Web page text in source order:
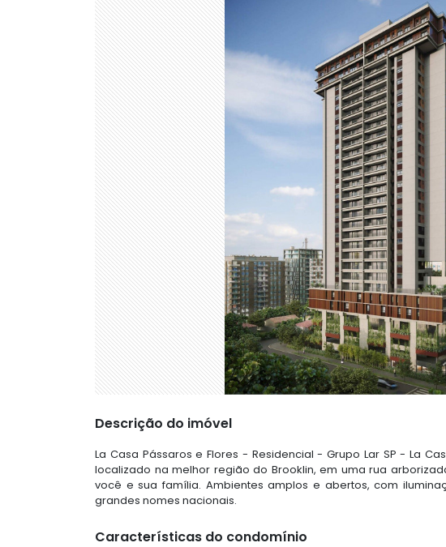
Descrição do imóvel
La Casa Pássaros e Flores - Residencial - Grupo Lar SP - La
localizado na melhor região do Brooklin, em uma rua
você e sua família. Ambientes amplos e abertos, com
grandes nomes nacionais.
Características do condomínio